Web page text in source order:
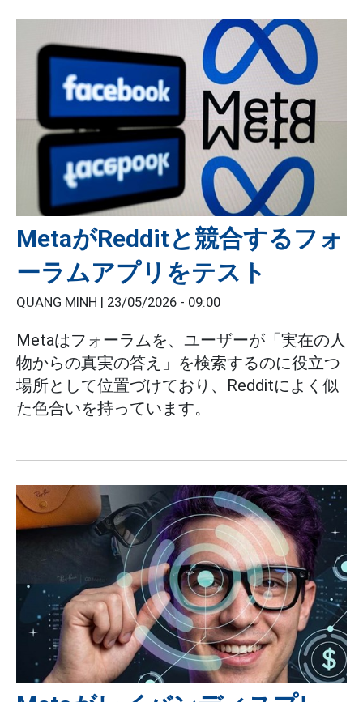
MetaがRedditと競合するフォ
ーラムアプリをテスト
QUANG MINH | 23/05/2026 - 09:00
Metaはフォーラムを、ユーザーが「実在の人
物からの真実の答え」を検索するのに役立つ
場所として位置づけており、Redditによく似
た色合いを持っています。